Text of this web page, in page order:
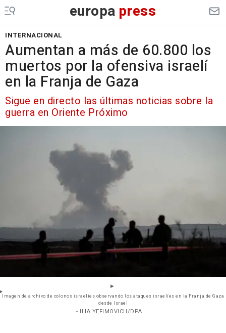
europa press
INTERNACIONAL
Aumentan a más de 60.800 los
muertos por la ofensiva israelí
en la Franja de Gaza
Sigue en directo las últimas noticias sobre la
guerra en Oriente Próximo
Imagen de archivo de colonos israelíes observando los ataques israelíes en la Franja de Gaza
desde Israel
- ILIA YEFIMOVICH/DPA